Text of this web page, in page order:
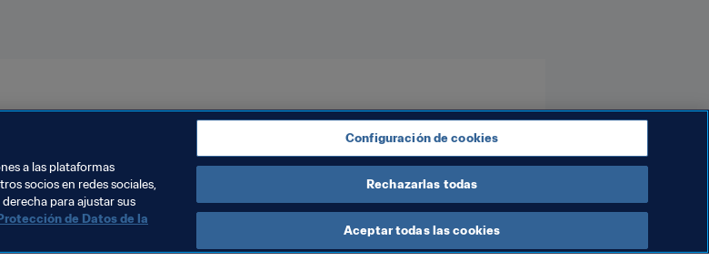
a las plataformas
socios en redes sociales,
para ajustar sus
de Datos de la
Configuración de cookies
Rechazarlas todas
Aceptar todas las cookies